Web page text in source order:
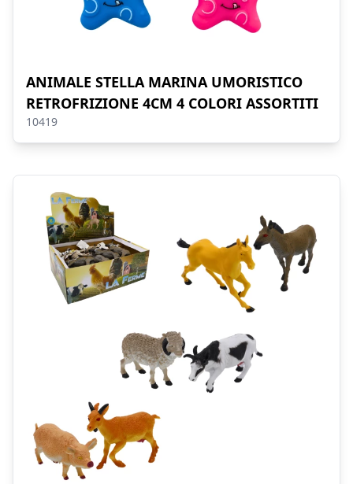
ANIMALE STELLA MARINA UMORISTICO
RETROFRIZIONE 4CM 4 COLORI ASSORTITI
10419